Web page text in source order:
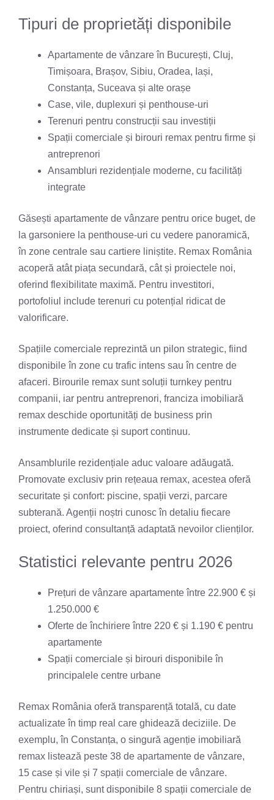
Tipuri de proprietăți disponibile
Apartamente de vânzare în București, Cluj,
Timișoara, Brașov, Sibiu, Oradea, Iași,
Constanța, Suceava și alte orașe
Case, vile, duplexuri și penthouse-uri
Terenuri pentru construcții sau investiții
Spații comerciale și birouri remax pentru firme și
antreprenori
Ansambluri rezidențiale moderne, cu facilități
integrate
Găsești apartamente de vânzare pentru orice buget, de
la garsoniere la penthouse-uri cu vedere panoramică,
în zone centrale sau cartiere liniștite. Remax România
acoperă atât piața secundară, cât și proiectele noi,
oferind flexibilitate maximă. Pentru investitori,
portofoliul include terenuri cu potențial ridicat de
valorificare.
Spațiile comerciale reprezintă un pilon strategic, fiind
disponibile în zone cu trafic intens sau în centre de
afaceri. Birourile remax sunt soluții turnkey pentru
companii, iar pentru antreprenori, franciza imobiliară
remax deschide oportunități de business prin
instrumente dedicate și suport continuu.
Ansamblurile rezidențiale aduc valoare adăugată.
Promovate exclusiv prin rețeaua remax, acestea oferă
securitate și confort: piscine, spații verzi, parcare
subterană. Agenții noștri cunosc în detaliu fiecare
proiect, oferind consultanță adaptată nevoilor clienților.
Statistici relevante pentru 2026
Prețuri de vânzare apartamente între 22.900 € și
1.250.000 €
Oferte de închiriere între 220 € și 1.190 € pentru
apartamente
Spații comerciale și birouri disponibile în
principalele centre urbane
Remax România oferă transparență totală, cu date
actualizate în timp real care ghidează deciziile. De
exemplu, în Constanța, o singură agenție imobiliară
remax listează peste 38 de apartamente de vânzare,
15 case și vile și 7 spații comerciale de vânzare.
Pentru chiriași, sunt disponibile 8 spații comerciale de